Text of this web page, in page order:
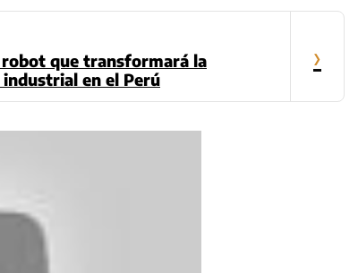
robot que transformará la
en el Perú
›